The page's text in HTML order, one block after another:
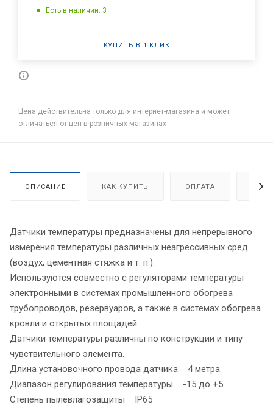
Есть в наличии: 3
КУПИТЬ В 1 КЛИК
Цена действительна только для интернет-магазина и может
отличаться от цен в розничных магазинах
ОПИСАНИЕ КАК КУПИТЬ ОПЛАТА
Датчики температуры предназначены для непрерывного
измерения температуры различных неагрессивных сред
(воздух, цементная стяжка и т. п.).
Используются совместно с регуляторами температуры
электронными в системах промышленного обогрева
трубопроводов, резервуаров, а также в системах обогрева
кровли и открытых площадей.
Датчики температуры различны по конструкции и типу
чувствительного элемента.
Длина установочного провода датчика 4 метра
Диапазон регулирования температуры -15 до +5
Степень пылевлагозащиты IP65